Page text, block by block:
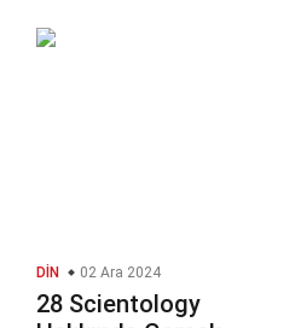
DIN 02 Ara 2024
28 Scientology